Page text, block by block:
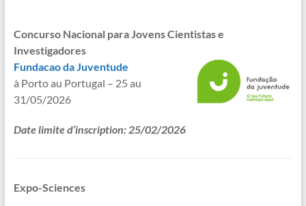
Concurso Nacional para Jovens Cientistas e
Investigadores
Fundacao da Juventude
à Porto au Portugal – 25 au
31/05/2026
Date limite d’inscription: 25/02/2026
Expo-Sciences